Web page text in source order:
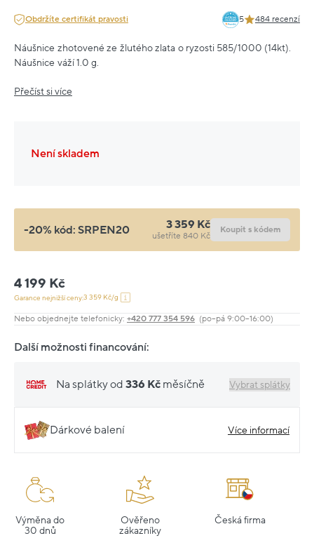
Obdržíte certifikát pravosti 5 484 recenzí
Náušnice zhotovené ze žlutého zlata o ryzosti 585/1000 (14kt).
Náušnice váží 1.0 g.
Přečíst si více
Není skladem
-20% kód: SRPEN20 3 359 Kč
ušetříte 840 Kč
Koupit s kódem
4 199 Kč
Garance nejnižší ceny:3 359 Kč/g
Nebo objednejte telefonicky: +420 777 354 596 (po–pá 9:00–16:00)
Další možnosti financování:
Na splátky od 336 Kč měsíčně Vybrat splátky
Dárkové balení Více informací
Výměna do
30 dnů
Ověřeno
zákazníky
Česká firma